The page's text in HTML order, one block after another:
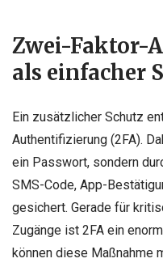
Zwei-Faktor-
als einfacher
Ein zusätzlicher Schutz
Authentifizierung (2FA).
ein Passwort, sondern
SMS-Code, App-
gesichert. Gerade für
Zugänge ist 2FA ein
können diese Maßnahme